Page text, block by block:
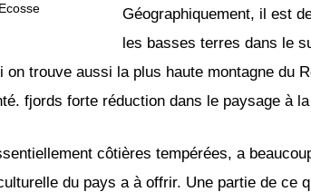
Géographiquement, il est
les basses terres dans le
on trouve aussi la plus haute montagne du
fjords forte réduction dans le paysage à la
côtières tempérées, a
du pays a à offrir. Une partie de ce